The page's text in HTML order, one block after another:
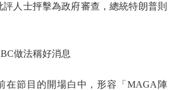
人士抨擊為政府審查，總統特朗普則
做法稱好消息
節目的開場白中，形容「MAGA陣